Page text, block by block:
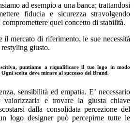
ad esempio a una banca; trattandosi
fiducia e sicurezza stravolgendo
quel concetto di stabilità.
il mercato di riferimento, le sue necessità
giusto.
puntiamo a riqualificare il tuo logo in modo
scelta deve mirare al successo del Brand.
sensibilità ed empatia. E’ necessario
valorizzarla e trovare la giusta chiave
dalla consolidata percezione del
logo designer può percepirne tutte le